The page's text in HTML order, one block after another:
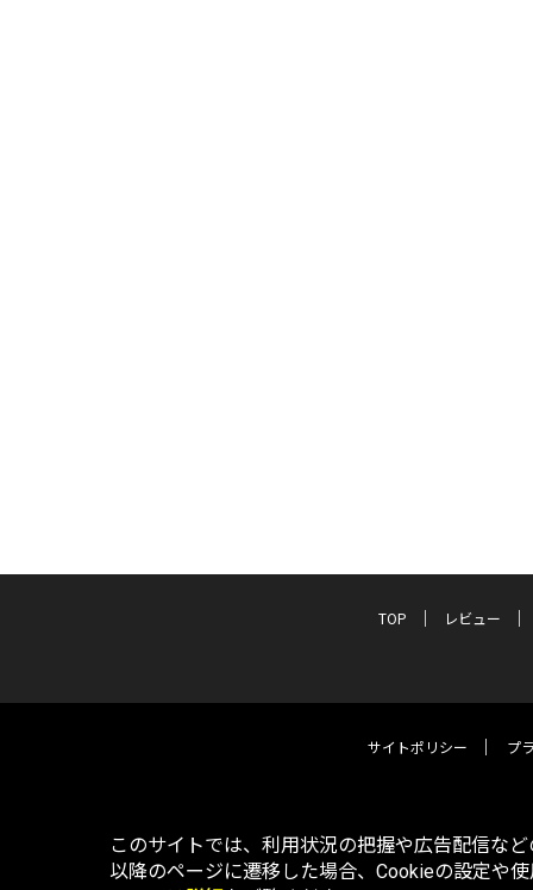
TOP レビュー
サイトポリシー プ
このサイトでは、利用状況の把握や広告配信な
以降のページに遷移した場合、Cookieの設定や